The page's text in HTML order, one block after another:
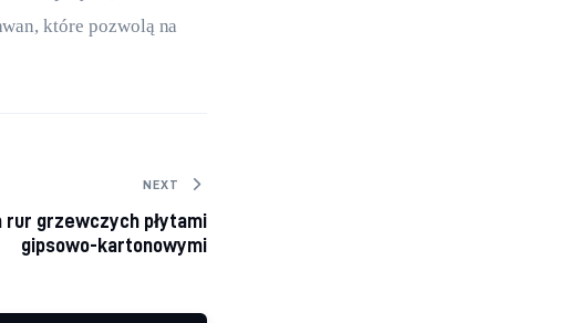
które pozwolą na
NEXT
rur grzewczych płytami
gipsowo-kartonowymi